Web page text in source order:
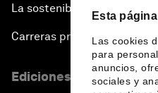
Esta
Las cookies
para
anuncios,
sociales y
La sostenibilidad en el Foro
Carreras profesionales
Ediciones en otros